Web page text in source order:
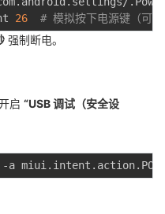
26 # 模拟按下电源键（可
强制断电。
启 “USB 调试（安全设
a